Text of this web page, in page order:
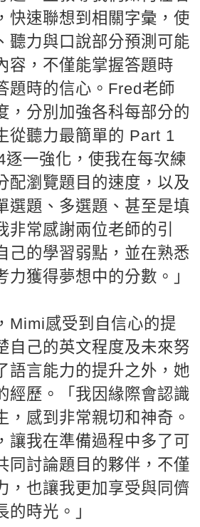
快速聯想到相關字彙，使
聽力與口說部分預測可能
容，不僅能掌握答題時
題時的信心。Fred老師
，分別加強各科每部分的
從聽力最簡單的 Part 1
一強化，使我在每次練
配瀏覽題目的速度，以及
選題、多選題、甚至是填
非常感謝兩位老師的引
己的學習弱點，並在熟悉
力獲得夢想中的分數。」
Mimi感受到自信心的提
自己的英文程度及未來努
語言能力的提升之外，她
經歷。「我因緣際會認識
，感到非常親切和神奇。
讓我在準備過程中多了可
同討論題目的夥伴，不僅
，也讓我更加享受與同儕
的時光。」